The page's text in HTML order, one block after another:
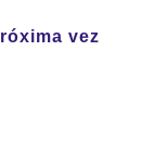
vez